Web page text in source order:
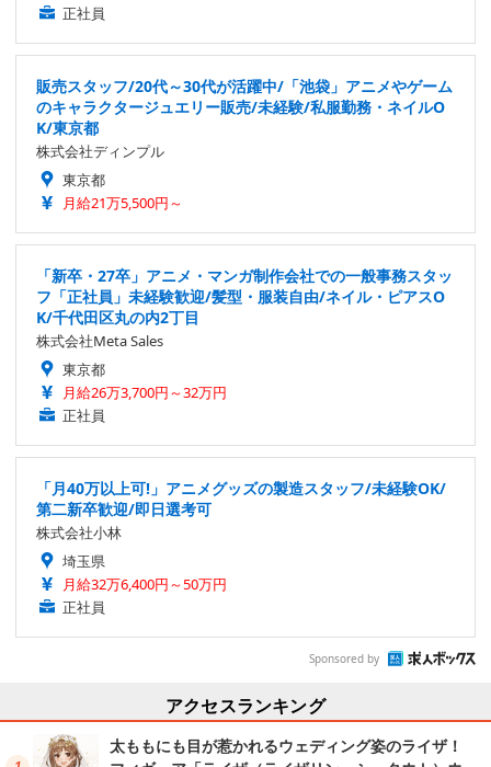
正社員
販売スタッフ/20代～30代が活躍中/「池袋」アニメやゲーム
のキャラクタージュエリー販売/未経験/私服勤務・ネイルO
K/東京都
株式会社ディンプル
東京都
月給21万5,500円～
「新卒・27卒」アニメ・マンガ制作会社での一般事務スタッ
フ「正社員」未経験歓迎/髪型・服装自由/ネイル・ピアスO
K/千代田区丸の内2丁目
株式会社Meta Sales
東京都
月給26万3,700円～32万円
正社員
「月40万以上可!」アニメグッズの製造スタッフ/未経験OK/
第二新卒歓迎/即日選考可
株式会社小林
埼玉県
月給32万6,400円～50万円
正社員
Sponsored by
アクセスランキング
太ももにも目が惹かれるウェディング姿のライザ！